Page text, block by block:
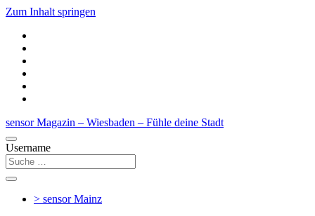
Zum Inhalt springen
sensor Magazin – Wiesbaden – Fühle deine Stadt
Username
> sensorMainz